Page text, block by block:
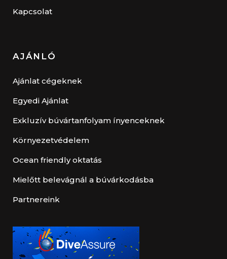
Kapcsolat
AJÁNLÓ
Ajánlat cégeknek
Egyedi Ajánlat
Exkluzív búvártanfolyam ínyenceknek
Környezetvédelem
Ocean friendly oktatás
Mielőtt belevágnál a búvárkodásba
Partnereink